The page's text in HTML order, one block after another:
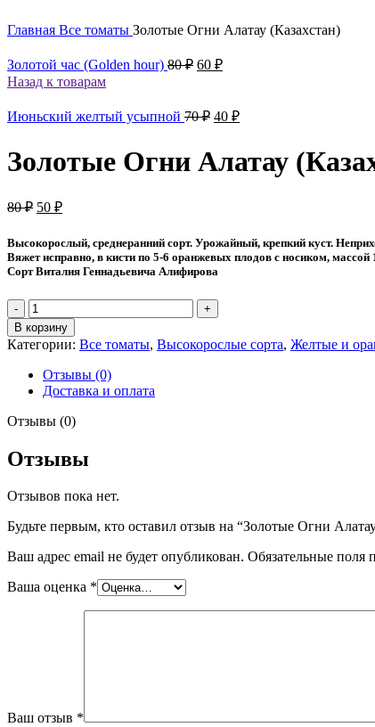
Главная Все томаты Золотые Огни Алатау (Казахстан)
Золотой час (Golden hour) 80₽ Первоначальная
80 ₽.
60 ₽Текущая
Назад к товарам
Июньский желтый усыпной 70₽ Первоначальная
70 ₽.
40 ₽Текущая
Золотые Огни Алатау
80₽ Первоначальная
составляла
80 ₽.
50 ₽Текущая
50 ₽.
Высокорослый, среднеранний сорт. Урожайный, крепкий куст.
Вяжет исправно, в кисти по 5-6 оранжевых плодов с носиком,
Сорт Виталия Геннадьевича Алифирова
Количество
товара
Золотые
Огни
Алатау
(Казахстан)
В корзину
Категории: Все томаты, Высокорослые сорта, Желтые и
Отзывы (0)
Доставка и оплата
Отзывы (0)
Отзывы
Отзывов пока нет.
Будьте первым, кто оставил отзыв на “Золотые Огни
Ваш адрес email не будет опубликован. Обязательные поля
Ваша оценка *
Ваш отзыв *